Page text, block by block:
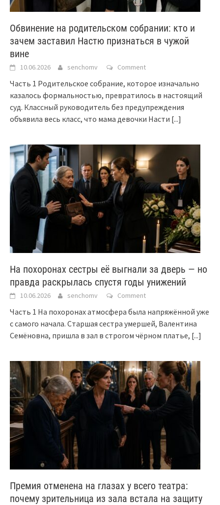
Обвинение на родительском собрании: кто и
зачем заставил Настю признаться в чужой
вине
10.06.2026 senchomv Comment
Часть 1 Родительское собрание, которое изначально
казалось формальностью, превратилось в настоящий
суд. Классный руководитель без предупреждения
объявила весь класс, что мама девочки Насти [...]
На похоронах сестры её выгнали за дверь — но
правда раскрылась спустя годы унижений
10.06.2026 senchomv Comment
Часть 1 На похоронах атмосфера была напряжённой уже
с самого начала. Старшая сестра умершей, Валентина
Семёновна, пришла в зал в строгом чёрном платье, [...]
Премия отменена на глазах у всего театра:
почему зрительница из зала встала на защиту